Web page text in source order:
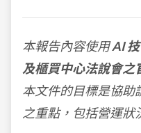
本報告內容使用AI
及櫃買中心法說會之
本文件的目標是協助
之重點，包括營運狀